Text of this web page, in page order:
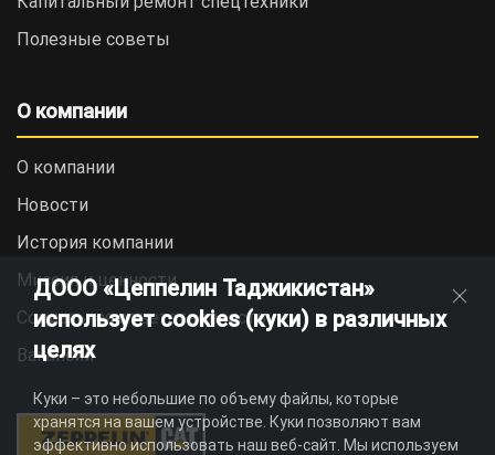
Полезные советы
О компании
О компании
Новости
История компании
Миссия и ценности
Социальная ответственность
Вакансии
ДООО «Цеппелин Таджикистан»
использует cookies (куки) в различных
целях
Куки – это небольшие по объему файлы, которые
хранятся на вашем устройстве. Куки позволяют вам
эффективно использовать наш веб-сайт. Мы используем